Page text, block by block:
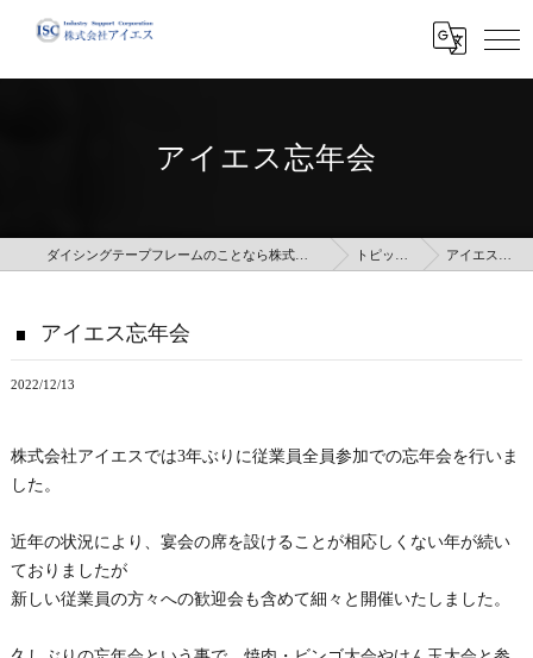
アイエス忘年会
ダイシングテープフレームのことなら株式会社アイエス トピックス アイエス忘年会
アイエス忘年会
2022/12/13
株式会社アイエスでは3年ぶりに従業員全員参加での忘年会を行いま
した。
近年の状況により、宴会の席を設けることが相応しくない年が続い
ておりましたが
新しい従業員の方々への歓迎会も含めて細々と開催いたしました。